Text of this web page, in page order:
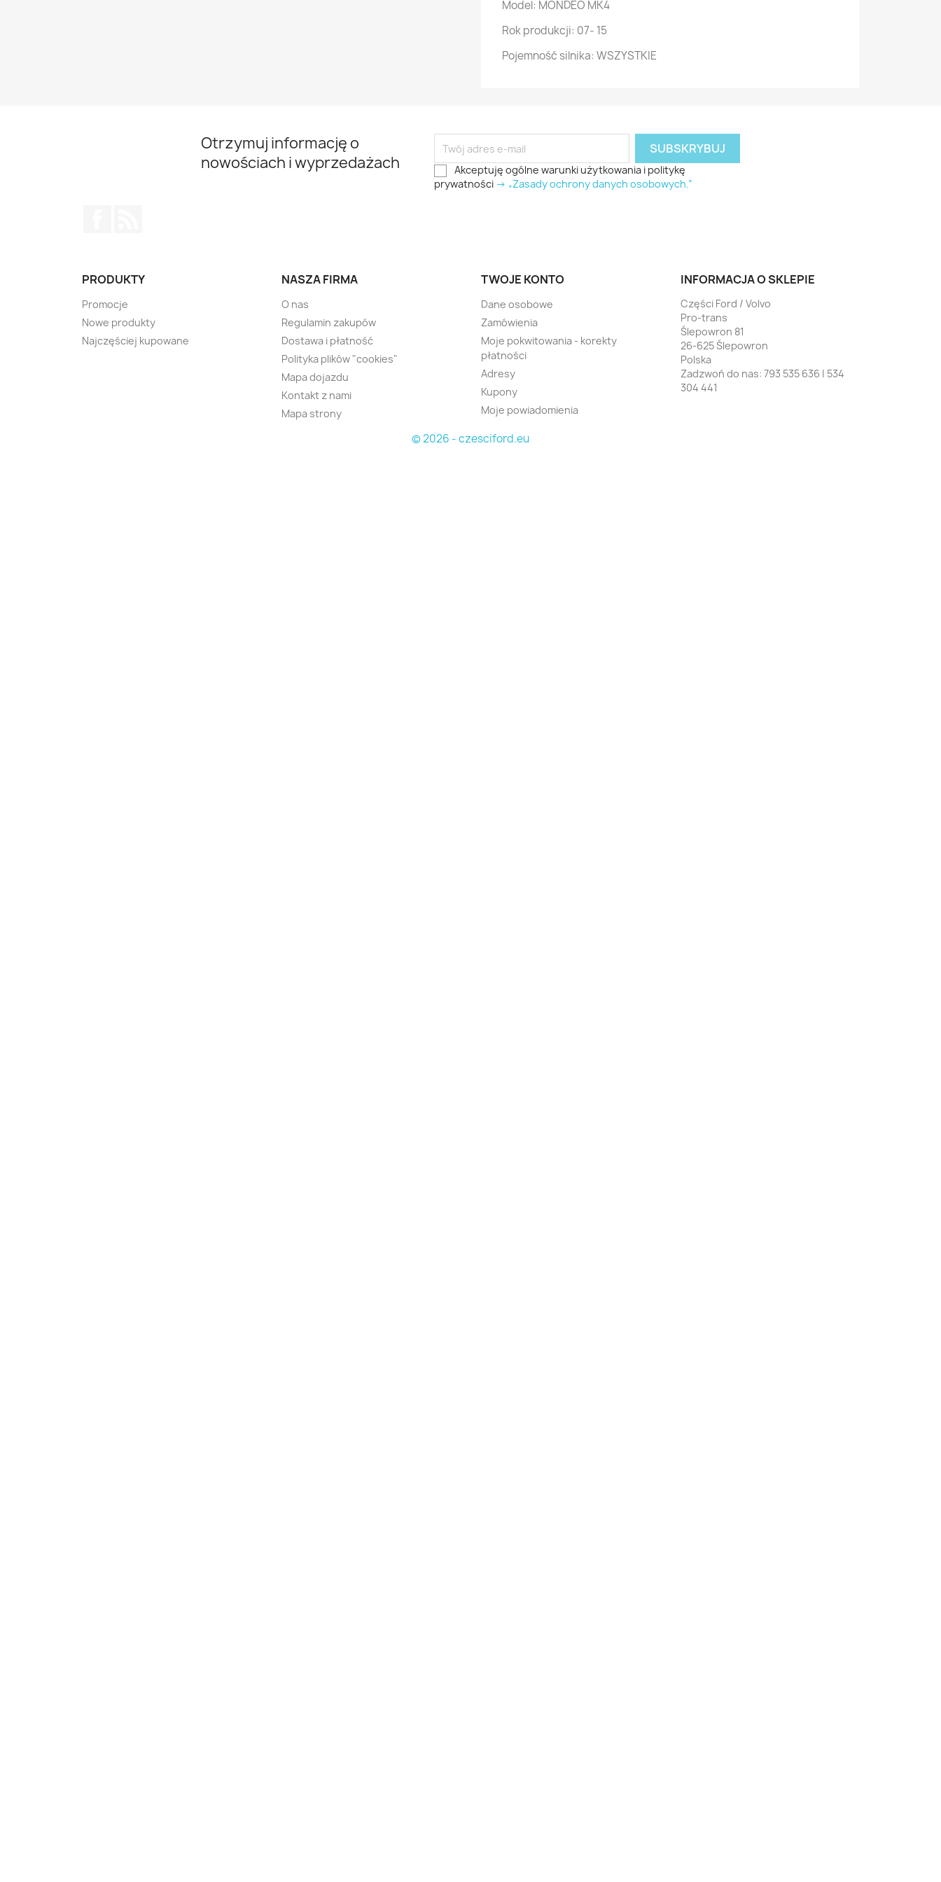
Model: MONDEO MK4
Rok produkcji: 07- 15
Pojemność silnika: WSZYSTKIE
Otrzymuj informację o
nowościach i wyprzedażach
Akceptuję ogólne warunki użytkowania i politykę
prywatności -> „Zasady ochrony danych osobowych.”
PRODUKTY
Promocje
Nowe produkty
Najczęściej kupowane
NASZA FIRMA
O nas
Regulamin zakupów
Dostawa i płatność
Polityka plików "cookies"
Mapa dojazdu
Kontakt z nami
Mapa strony
TWOJE KONTO
Dane osobowe
Zamówienia
Moje pokwitowania - korekty
płatności
Adresy
Kupony
Moje powiadomienia
INFORMACJA O SKLEPIE
Części Ford / Volvo
Pro-trans
Ślepowron 81
26-625 Ślepowron
Polska
Zadzwoń do nas: 793 535 636 | 534
304 441
© 2026 - czesciford.eu